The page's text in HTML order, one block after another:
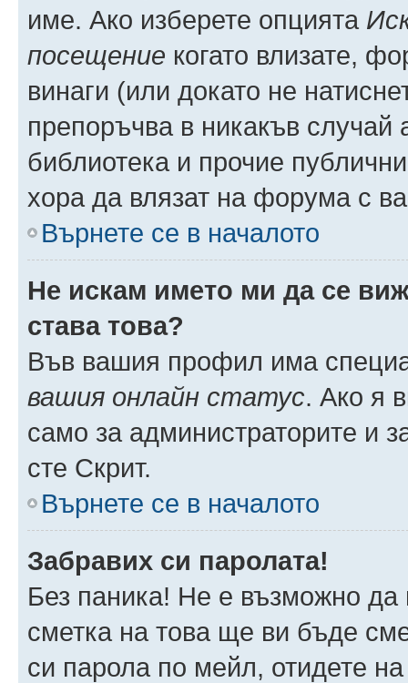
име. Ако изберете опцията
посещение когато влизате,
винаги (или докато не
препоръчва в никакъв случай
библиотека и прочие
хора да влязат на форума с
Върнете се в началото
Не искам името ми да се
става това?
Във вашия профил има
вашия онлайн статус. Ако я
само за администраторите и
сте Скрит.
Върнете се в началото
Забравих си паролата!
Без паника! Не е възможно да
сметка на това ще ви бъде
си парола по мейл, отидете